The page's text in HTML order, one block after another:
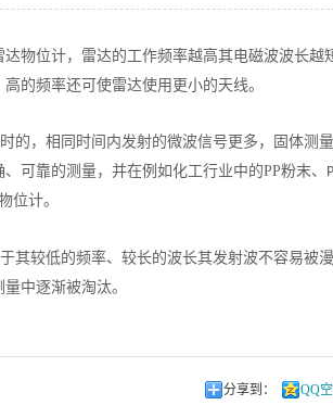
达物位计，雷达的工作频率越高其电磁波波长越
的频率还可使雷达使用更小的天线。
的，相同时间内发射的微波信号更多，固体测
可靠的测量，并在例如化工行业中的PP粉末、
位计。
其较低的频率、较长的波长其发射波不容易被
中逐渐被淘汰。
分享到： QQ